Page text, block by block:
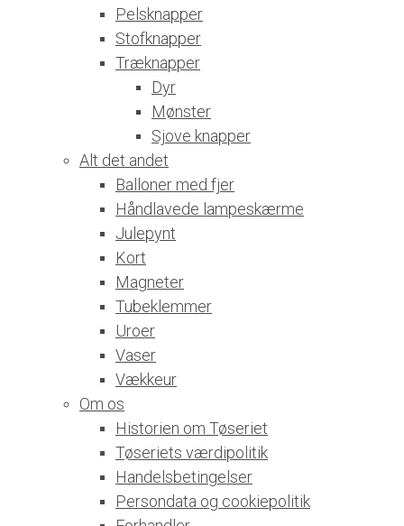
Pelsknapper
Stofknapper
Træknapper
Dyr
Mønster
Sjove knapper
Alt det andet
Balloner med fjer
Håndlavede lampeskærme
Julepynt
Kort
Magneter
Tubeklemmer
Uroer
Vaser
Vækkeur
Om os
Historien om Tøseriet
Tøseriets værdipolitik
Handelsbetingelser
Persondata og cookiepolitik